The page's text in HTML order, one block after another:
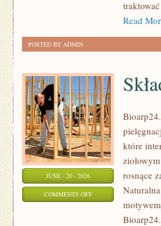
Read
POSTED BY ADMIN
JUNE - 20 - 2026
COMMENTS OFFON
SKŁADNIKI
które
rosnące